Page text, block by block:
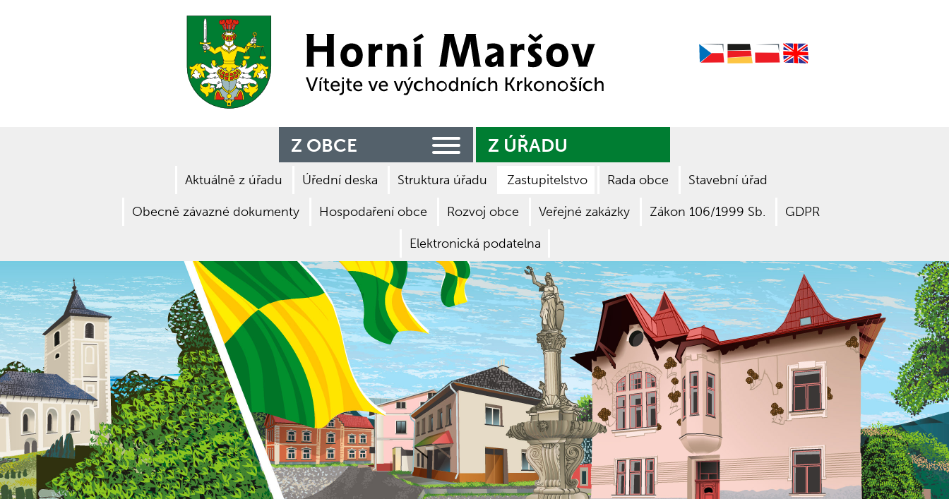
Zpět na titulní stranu
Z OBCE Z ÚŘADU
Aktuálně z úřadu Úřední deska Struktura úřadu Zastupitelstvo Rada obce Stavební úřad
Obecně závazné dokumenty Hospodaření obce Rozvoj obce Veřejné zakázky Zákon 106/1999 Sb. GDPR
Elektronická podatelna